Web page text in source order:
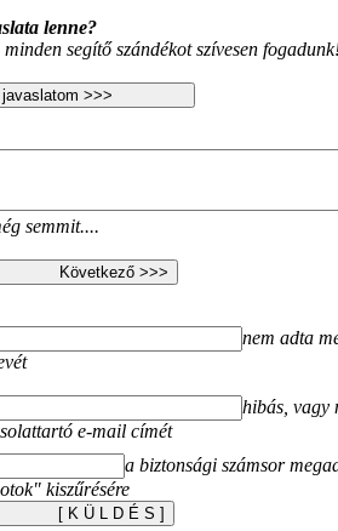
lenne?
segítő szándékot szívesen
semmit....
nem adta
hibás, vagy
a kapcsolattartó e-mail címét
a biztonsági számsor
kiszűrésére